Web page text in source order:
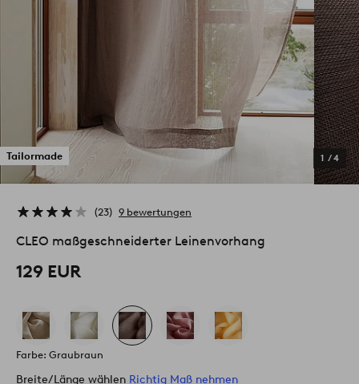
Tailormade 1 /4
23 9 bewertungen
CLEO maßgeschneiderter Leinenvorhang
129 EUR
Farbe: Graubraun
Breite/Länge wählen Richtig Maß nehmen